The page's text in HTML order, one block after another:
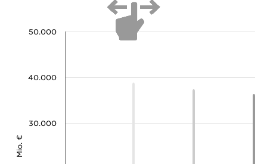
Mio. €
30.000
40.000
50.000